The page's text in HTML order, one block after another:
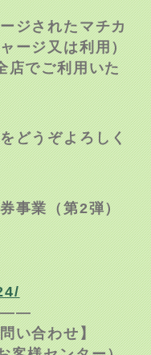
ジされたマチカ
ージ又は利用）
店でご利用いた
どうぞよろしく
事業（第2弾）
い合わせ】